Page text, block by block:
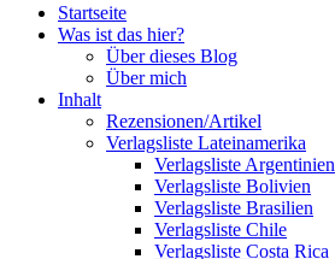
Startseite
Was ist das hier?
Über dieses Blog
Über mich
Inhalt
Rezensionen/Artikel
Verlagsliste Lateinamerika
Verlagsliste Argentinien
Verlagsliste Bolivien
Verlagsliste Brasilien
Verlagsliste Chile
Verlagsliste Costa Rica